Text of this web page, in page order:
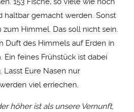
haltbar gemacht werden. Sonst
Himmel. Das soll nicht sein.
Duft des Himmels auf Erden in
Ein feines Frühstück ist dabei
Lasst Eure Nasen nur
viel erriechen.
höher ist als unsere Vernunft,